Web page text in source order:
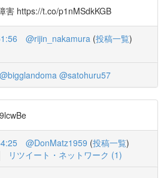
害 https://t.co/p1nMSdkKGB
@rijin_nakamura (投稿一覧)
@bigglandoma @satohuru57
@DonMatz1959 (投稿一覧)
リツイート・ネットワーク (1)